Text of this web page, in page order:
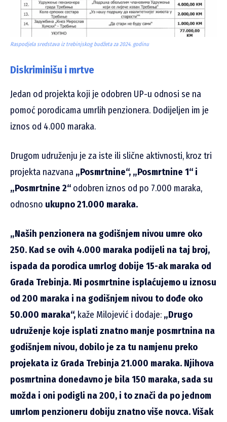
Raspodjela sredstava iz trebinjskog budžeta za 2024. godinu
Diskriminišu i mrtve
Jedan od projekta koji je odobren UP-u odnosi se na
pomoć porodicama umrlih penzionera. Dodijeljen im je
iznos od 4.000 maraka.
Drugom udruženju je za iste ili slične aktivnosti, kroz tri
projekta nazvana „Posmrtnine“, „Posmrtnine 1“ i
„Posmrtnine 2“ odobren iznos od po 7.000 maraka,
odnosno ukupno 21.000 maraka.
„Naših penzionera na godišnjem nivou umre oko
250. Kad se ovih 4.000 maraka podijeli na taj broj,
ispada da porodica umrlog dobije 15-ak maraka od
Grada Trebinja. Mi posmrtnine isplaćujemo u iznosu
od 200 maraka i na godišnjem nivou to dođe oko
50.000 maraka“, kaže Milojević i dodaje: „Drugo
udruženje koje isplati znatno manje posmrtnina na
godišnjem nivou, dobilo je za tu namjenu preko
projekata iz Grada Trebinja 21.000 maraka. Njihova
posmrtnina donedavno je bila 150 maraka, sada su
možda i oni podigli na 200, i to znači da po jednom
umrlom penzioneru dobiju znatno više novca. Višak